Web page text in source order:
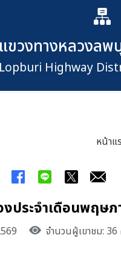
แผนผั
เปิดก
แขวงทางหลวงลพ
Lopburi Highway
หน้าแ
ประจำเดือนพฤษ
จำนวนผู้เขาชม: 36